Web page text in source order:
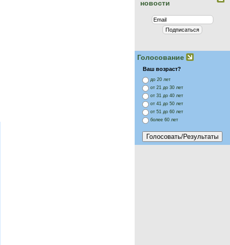
новости
Голосование
Ваш возраст?
до 20 лет
от 21 до 30 лет
от 31 до 40 лет
от 41 до 50 лет
от 51 до 60 лет
более 60 лет